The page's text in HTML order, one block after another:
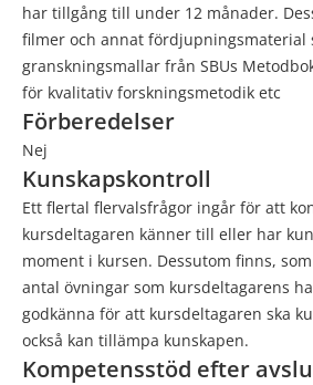
har tillgång till under 12 månader.
filmer och annat fördjupningsmaterial
granskningsmallar från SBUs
för kvalitativ forskningsmetodik etc
Förberedelser
Nej
Kunskapskontroll
Ett flertal flervalsfrågor ingår för att
kursdeltagaren känner till eller har
moment i kursen. Dessutom finns,
antal övningar som kursdeltagarens
godkänna för att kursdeltagaren ska
också kan tillämpa kunskapen.
Kompetensstöd efter